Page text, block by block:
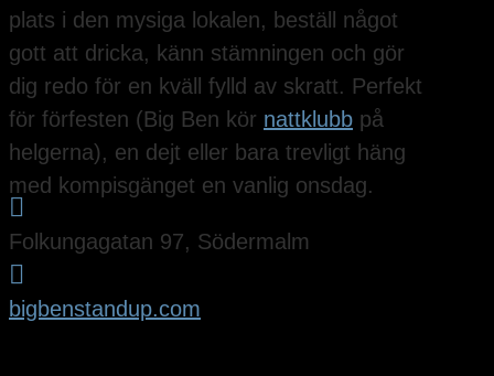
plats i den mysiga lokalen, beställ något
gott att dricka, känn stämningen och gör
dig redo för en kväll fylld av skratt. Perfekt
för förfesten (Big Ben kör nattklubb på
helgerna), en dejt eller bara trevligt häng
med kompisgänget en vanlig onsdag.

Folkungagatan 97, Södermalm

bigbenstandup.com